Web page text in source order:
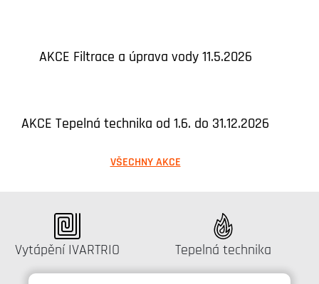
AKCE Filtrace a úprava vody 11.5.2026
AKCE Tepelná technika od 1.6. do 31.12.2026
VŠECHNY AKCE
Katalog:
Vytápění IVARTRIO Katalog:
Tepelná technika